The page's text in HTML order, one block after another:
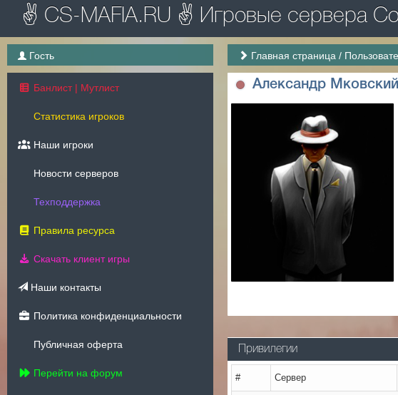
✌ CS-MAFIA.RU ✌ Игровые сервера
Гость
Банлист | Мутлист
Статистика игроков
Наши игроки
Новости серверов
Техподдержка
Правила ресурса
Скачать клиент игры
Наши контакты
Политика конфиденциальности
Публичная оферта
Перейти на форум
Главная страница /
Александр Мковский
Привилегии
# Сервер